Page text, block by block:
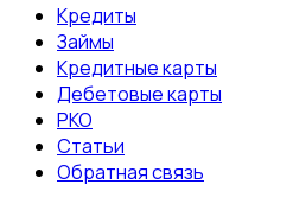
Кредиты
Займы
Кредитные карты
Дебетовые карты
РКО
Статьи
Обратная связь